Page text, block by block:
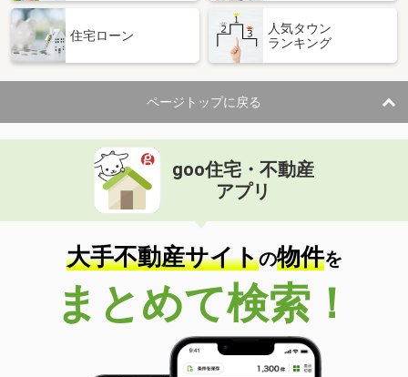
青森県八戸市新井田西１丁目
住 所
青森県八戸市新井田西１丁目
専有面積 32.07m²
間取り
1K
青森県八戸市大字沢里字休場
価 格
住 所
青森県八戸市大字沢里字休場
専有面積 53.45m²
間取り
2LDK
青森県八戸市大字白銀町字堀ノ内
価 格
3.60万円
青森県八戸市大字白銀町字堀ノ内
41.31m²
住宅ローン
人気タウン
ランキング
ページトップに戻る
goo住宅・不動産
アプリ
大手不動産サイトの物件を
まとめて検索！